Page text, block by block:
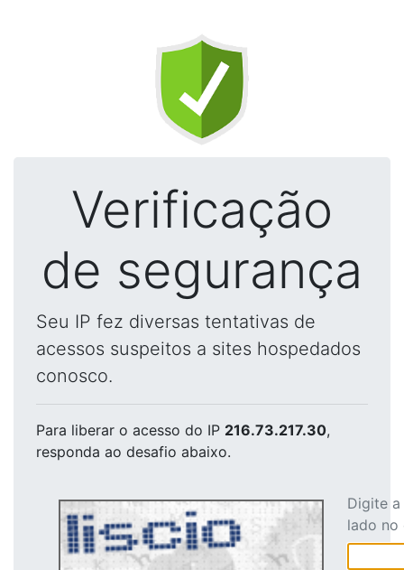
Verificação
de segurança
Seu IP fez diversas tentativas de
acessos suspeitos a sites hospedados
conosco.
Para liberar o acesso do IP 216.73.217.30,
responda ao desafio abaixo.
Digite
lado no